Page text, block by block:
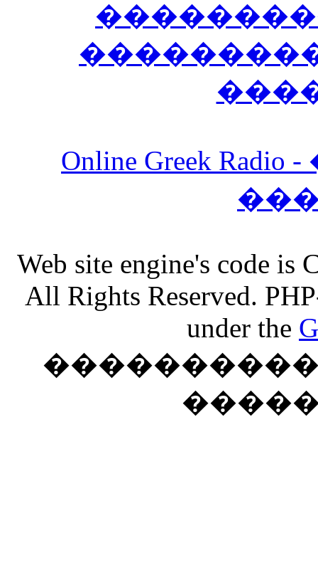
Online Greek
Web site engine's code
All Rights Reserved.
under the
����������